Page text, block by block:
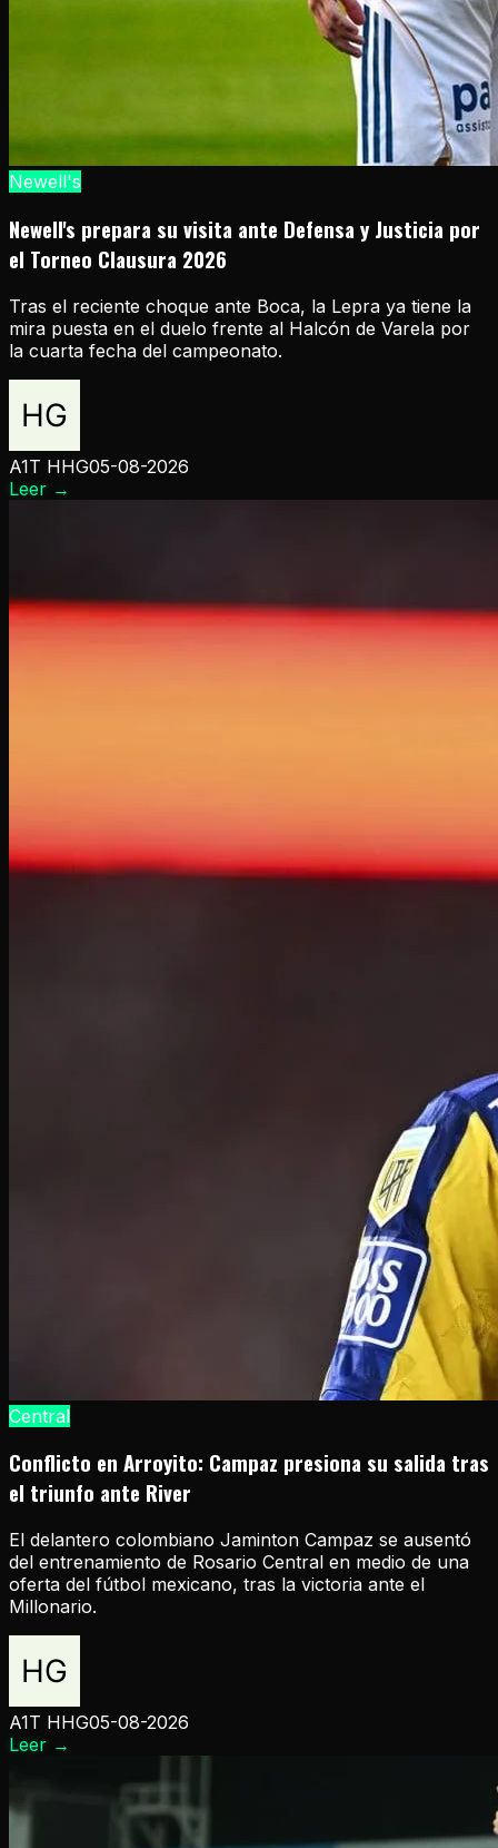
Newell's
Newell's prepara su visita ante Defensa y Justicia por
el Torneo Clausura 2026
Tras el reciente choque ante Boca, la Lepra ya tiene la
mira puesta en el duelo frente al Halcón de Varela por
la cuarta fecha del campeonato.
A1T HHG05-08-2026
Leer →
Central
Conflicto en Arroyito: Campaz presiona su salida tras
el triunfo ante River
El delantero colombiano Jaminton Campaz se ausentó
del entrenamiento de Rosario Central en medio de una
oferta del fútbol mexicano, tras la victoria ante el
Millonario.
A1T HHG05-08-2026
Leer →